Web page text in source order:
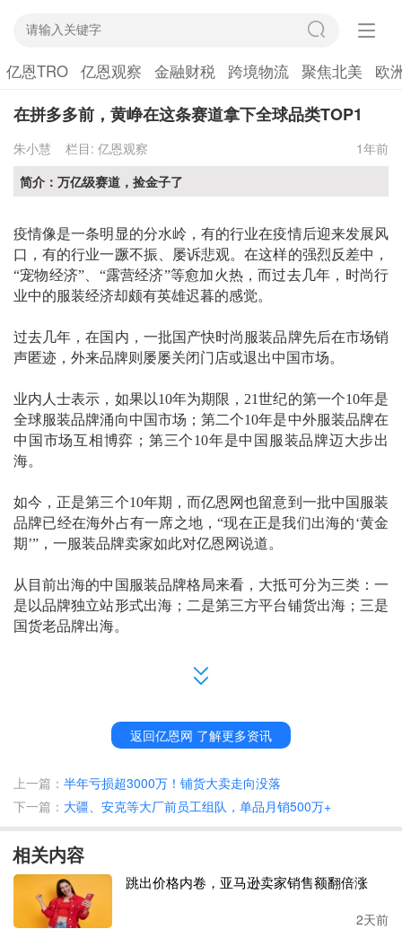
亿恩TRO 亿恩观察 金融财税 跨境物流 聚焦北美 欧
在拼多多前，黄峥在这条赛道拿下全球品类TOP1
朱小慧 栏目: 亿恩观察
1年前
简介：万亿级赛道，捡金子了
疫情像是一条明显的分水岭，有的行业在疫情后迎来发展风
口，有的行业一蹶不振、屡诉悲观。在这样的强烈反差中，
“宠物经济”、“露营经济”等愈加火热，而过去几年，时尚行
业中的服装经济却颇有英雄迟暮的感觉。
过去几年，在国内，一批国产快时尚服装品牌先后在市场销
声匿迹，外来品牌则屡屡关闭门店或退出中国市场。
业内人士表示，如果以10年为期限，21世纪的第一个10年是
全球服装品牌涌向中国市场；第二个10年是中外服装品牌在
中国市场互相博弈；第三个10年是中国服装品牌迈大步出
海。
如今，正是第三个10年期，而亿恩网也留意到一批中国服装
品牌已经在海外占有一席之地，“现在正是我们出海的‘黄金
期’”，一服装品牌卖家如此对亿恩网说道。
从目前出海的中国服装品牌格局来看，大抵可分为三类：一
是以品牌独立站形式出海；二是第三方平台铺货出海；三是
国货老品牌出海。
独角兽的代名词，
2008年成立时，它并未快速成名，当时其
主要产品是婚纱。
2015年前后，公司创始人从婚纱转向快时尚服装赛带，
IN这一品牌名也正式面世，并以此在海外出道，之后便开始
有数据显示，自 2016年起， SHEIN的收入便逐年呈倍数级增
。2020年之后更是大爆发，英国《金融时报》曾报道称，
2021年-2023年的单年利润数额已经达到十亿美元级别。
返回亿恩网 了解更多资讯
上一篇： 半年亏损超3000万！铺货大卖走向没落
下一篇： 大疆、安克等大厂前员工组队，单品月销500万+
相关内容
跳出价格内卷，亚马逊卖家销售额翻倍涨
2天前